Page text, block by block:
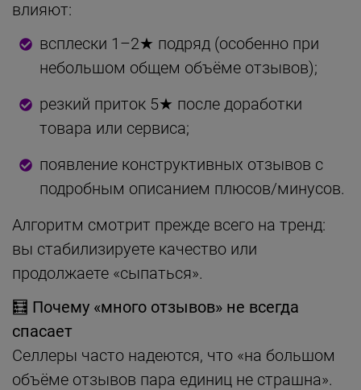
влияют:
всплески 1–2★ подряд (особенно при
небольшом общем объёме отзывов);
резкий приток 5★ после доработки
товара или сервиса;
появление конструктивных отзывов с
подробным описанием плюсов/минусов.
Алгоритм смотрит прежде всего на тренд:
вы стабилизируете качество или
продолжаете «сыпаться».
🧮 Почему «много отзывов» не всегда
спасает
Селлеры часто надеются, что «на большом
объёме отзывов пара единиц не страшна».